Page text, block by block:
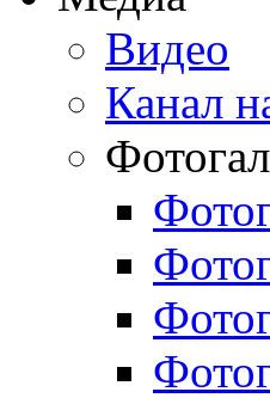
Видео
Канал